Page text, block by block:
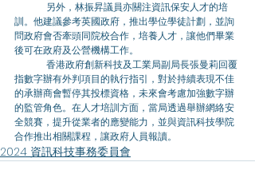
訓。他建議參考英國政府，推出學位學徒計劃，並詢
問政府會否牽頭同院校合作，培養人才，讓他們畢業
後可在政府及公營機構工作。
指數字辦有外判項目的執行指引，對於持續表現不佳
的承辦商會暫停其投標資格，未來會考慮加強數字辦
的監管角色。在人才培訓方面，當局透過舉辦網絡安
全競賽，提升從業者的應變能力，並與資訊科技學院
合作推出相關課程，讓政府人員報讀。
2024 資訊科技事務委員會